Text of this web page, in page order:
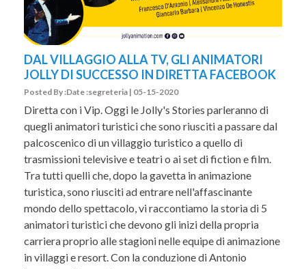
DAL VILLAGGIO ALLA TV, GLI ANIMATORI
JOLLY DI SUCCESSO IN DIRETTA FACEBOOK
Posted By :Date :segreteria | 05-15-2020
Diretta con i Vip. Oggi le Jolly's Stories parleranno di
quegli animatori turistici che sono riusciti a passare dal
palcoscenico di un villaggio turistico a quello di
trasmissioni televisive e teatri o ai set di fiction e film.
Tra tutti quelli che, dopo la gavetta in animazione
turistica, sono riusciti ad entrare nell'affascinante
mondo dello spettacolo, vi raccontiamo la storia di 5
animatori turistici che devono gli inizi della propria
carriera proprio alle stagioni nelle equipe di animazione
in villaggi e resort. Con la conduzione di Antonio